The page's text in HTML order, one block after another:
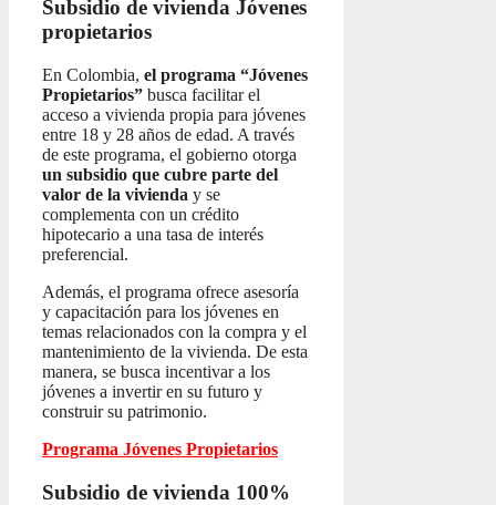
Subsidio de vivienda Jóvenes
propietarios
En Colombia, el programa “Jóvenes
Propietarios” busca facilitar el
acceso a vivienda propia para jóvenes
entre 18 y 28 años de edad. A través
de este programa, el gobierno otorga
un subsidio que cubre parte del
valor de la vivienda y se
complementa con un crédito
hipotecario a una tasa de interés
preferencial.
Además, el programa ofrece asesoría
y capacitación para los jóvenes en
temas relacionados con la compra y el
mantenimiento de la vivienda. De esta
manera, se busca incentivar a los
jóvenes a invertir en su futuro y
construir su patrimonio.
Programa Jóvenes Propietarios
Subsidio de vivienda 100%